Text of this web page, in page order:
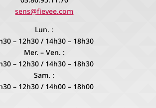
sens@fievee.com
Lun. :
– 12h30 / 14h30 – 18h30
Mer. – Ven. :
– 12h30 / 14h30 – 18h30
Sam. :
– 12h30 / 14h00 – 18h00